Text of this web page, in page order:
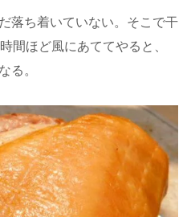
落ち着いていない。そこで干
間ほど風にあててやると、
る。